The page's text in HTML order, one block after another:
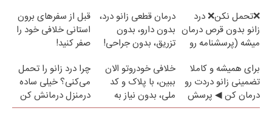
❌تحمل نکن❌ درد
زانو بدون قرص درمان
میشه (پرسشنامه رو
درمان قطعی زانو درد،
بدون دارو، بدون
تزریق، بدون جراحی!
قبل از سفرهای برون
استانی خلافی خود را
صفر کنید!
برای همیشه و کاملا
تضمینی زانو دردت رو
درمان کن ◀ پرسش
نامه ▶
خلافی خودروتو الان
ببین، با پلاک و کد
ملی، بدون نیاز به
مراجعه حضوری
چرا درد زانو را تحمل
می‌کنی؟ خیلی ساده
درمنزل درمانش کن